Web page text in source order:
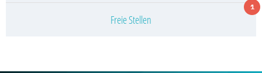
1
Freie Stellen